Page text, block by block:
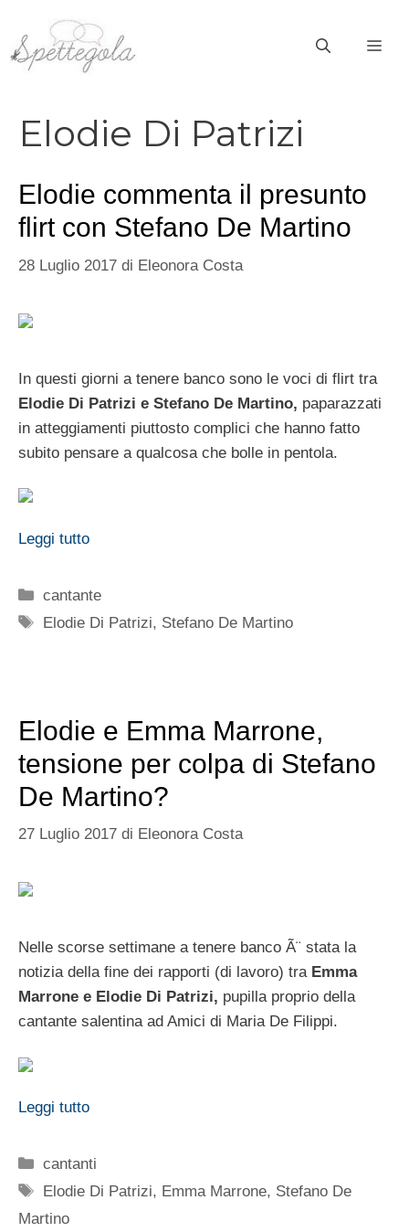
contenuto
Elodie Di Patrizi
Elodie commenta il presunto
flirt con Stefano De Martino
28 Luglio 2017 di Eleonora Costa
In questi giorni a tenere banco sono le voci di flirt tra
Elodie Di Patrizi e Stefano De Martino, paparazzati
in atteggiamenti piuttosto complici che hanno fatto
subito pensare a qualcosa che bolle in pentola.
Leggi tutto
Categorie
cantante
Tag
Elodie Di Patrizi, Stefano De Martino
Elodie e Emma Marrone,
tensione per colpa di Stefano
De Martino?
27 Luglio 2017 di Eleonora Costa
Nelle scorse settimane a tenere banco Ã¨ stata la
notizia della fine dei rapporti (di lavoro) tra Emma
Marrone e Elodie Di Patrizi, pupilla proprio della
cantante salentina ad Amici di Maria De Filippi.
Leggi tutto
Categorie
cantanti
Tag
Elodie Di Patrizi, Emma Marrone, Stefano De
Martino